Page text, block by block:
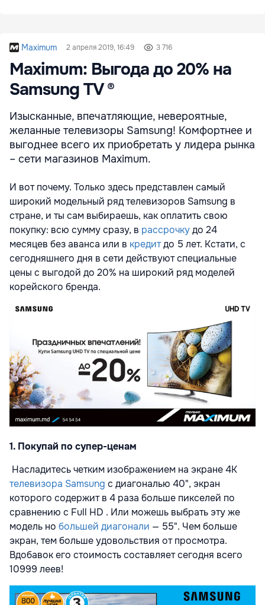
Maximum 2 апреля 2019, 16:49 3 716
Maximum: Выгода до 20% на
Samsung TV ®
Изысканные, впечатляющие, невероятные,
желанные телевизоры Samsung! Комфортнее и
выгоднее всего их приобретать у лидера рынка
– сети магазинов Maximum.
И вот почему. Только здесь представлен самый
широкий модельный ряд телевизоров Samsung в
стране, и ты сам выбираешь, как оплатить свою
покупку: всю сумму сразу, в рассрочкудо 24
месяцев без аванса или в кредитдо 5 лет. Кстати, с
сегодняшнего дня в сети действуют специальные
цены с выгодой до 20% на широкий ряд моделей
корейского бренда.
1. Покупай по супер-ценам
Насладитесь четким изображением на экране 4K
телевизора Samsung c диагональю 40", экран
которого содержит в 4 раза больше пикселей по
сравнению с Full HD . Или можешь выбрать эту же
модель но большей диагонали — 55". Чем больше
экран, тем больше удовольствия от просмотра.
Вдобавок его стоимость составляет сегодня всего
10999 леев!